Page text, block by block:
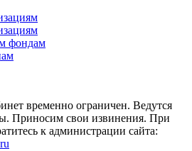
фондам
временно ограничен. Ведутся
Приносим свои извинения. При
к администрации сайта: